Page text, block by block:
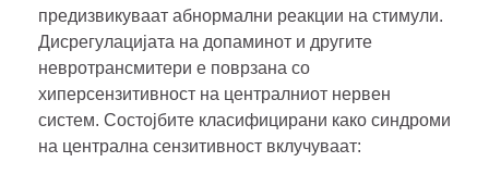
предизвикуваат абнормални реакции на стимули.
Дисрегулацијата на допаминот и другите
невротрансмитери е поврзана со
хиперсензитивност на централниот нервен
систем. Состојбите класифицирани како синдроми
на централна сензитивност вклучуваат: